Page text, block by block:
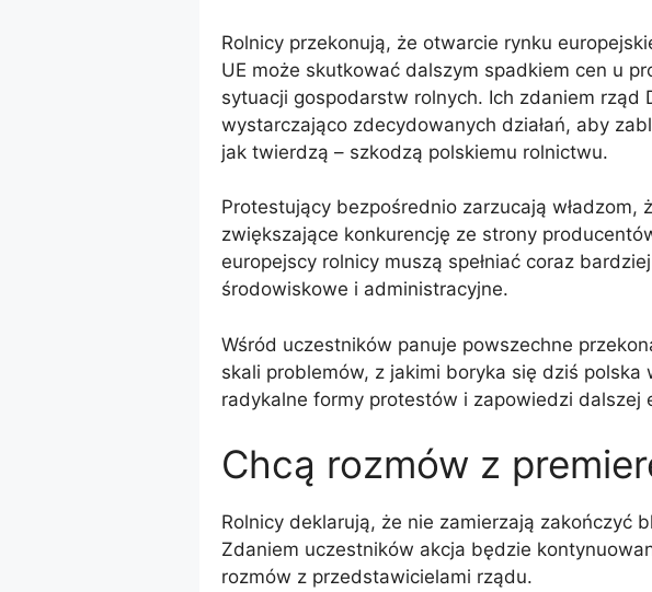
Rolnicy przekonują, że otwarcie rynku
UE może skutkować dalszym spadkiem cen u
sytuacji gospodarstw rolnych. Ich zdaniem rząd
wystarczająco zdecydowanych działań, aby
jak twierdzą – szkodzą polskiemu rolnictwu.
Protestujący bezpośrednio zarzucają władzom,
zwiększające konkurencję ze strony
europejscy rolnicy muszą spełniać coraz
środowiskowe i administracyjne.
Wśród uczestników panuje powszechne
skali problemów, z jakimi boryka się dziś polska
radykalne formy protestów i zapowiedzi dalszej
Chcą rozmów z
Rolnicy deklarują, że nie zamierzają zakończyć
Zdaniem uczestników akcja będzie
rozmów z przedstawicielami rządu.